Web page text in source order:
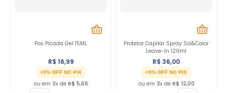
Pos Picada Gel 15ML
R$ 16 99
+5% OFF NO PIX
ou em 3x de R$ 5 66
Protetor Capilar Spray Sol&Calor
Leave-In 120ml
R$ 36 00
+5% OFF NO PIX
ou em 3x de R$ 12 00